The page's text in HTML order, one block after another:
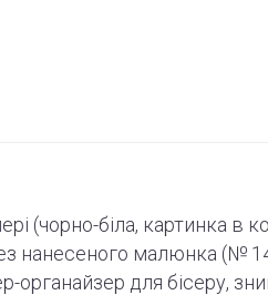
(чорно-біла, картинка в
нанесеного малюнка (№
органайзер для бісеру,